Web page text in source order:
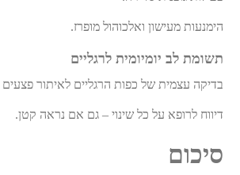
הימנעות מעישון ואלכוהול מופרז.
תשומת לב יומיומית לרגליים
בדיקה עצמית של כפות הרגליים לאיתור
דיווח לרופא על כל שינוי – גם אם נראה קטן.
סיכום